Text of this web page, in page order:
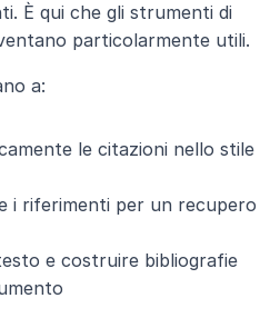
È qui che gli strumenti di
particolarmente utili.
a:
le citazioni nello stile
i riferimenti per un recupero
e costruire bibliografie